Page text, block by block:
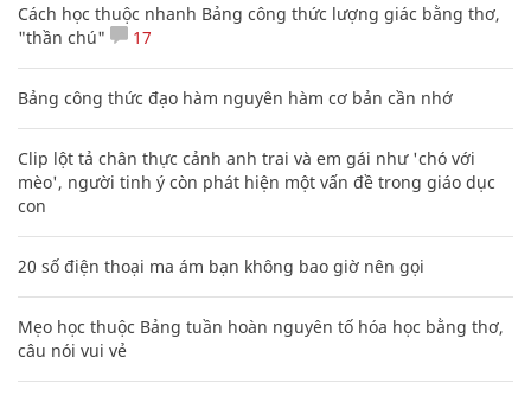
Cách học thuộc nhanh Bảng công thức lượng giác bằng thơ,
"thần chú"
17
Bảng công thức đạo hàm nguyên hàm cơ bản cần nhớ
Clip lột tả chân thực cảnh anh trai và em gái như 'chó với
mèo', người tinh ý còn phát hiện một vấn đề trong giáo dục
con
20 số điện thoại ma ám bạn không bao giờ nên gọi
Mẹo học thuộc Bảng tuần hoàn nguyên tố hóa học bằng thơ,
câu nói vui vẻ